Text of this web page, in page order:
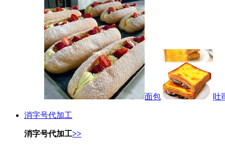
面包 吐
消字号代加工
消字号代加工>>